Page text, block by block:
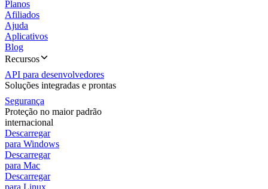
Planos
Afiliados
Ajuda
Aplicativos
Blog
Recursos
API para desenvolvedores
Soluções integradas e prontas
Segurança
Proteção no maior padrão
internacional
Descarregar
para Windows
Descarregar
para Mac
Descarregar
para Linux